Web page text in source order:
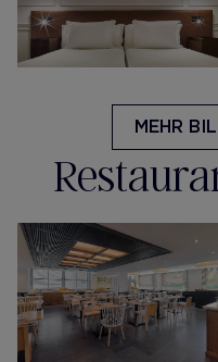
MEHR